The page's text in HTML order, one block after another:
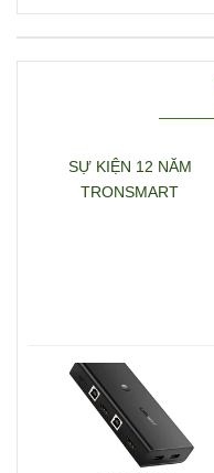
SỰ KIỆN 12 NĂM
TRONSMART